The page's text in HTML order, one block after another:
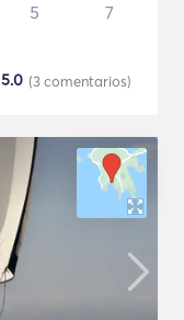
5 7
(3comentarios)
5.0